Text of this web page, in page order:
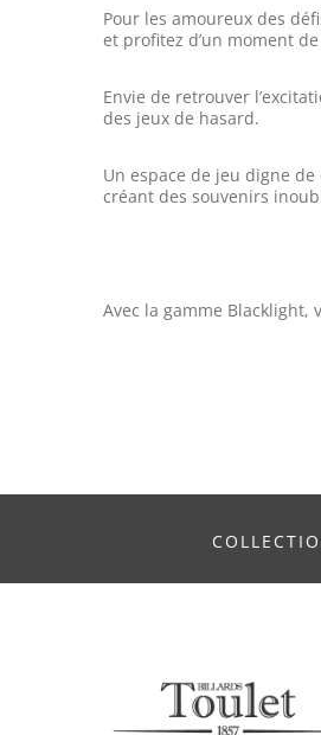
Pour les amoureux des
et profitez d’un moment
Envie de retrouver
des jeux de hasard.
Un espace de jeu digne
créant des souvenirs
Avec la gamme